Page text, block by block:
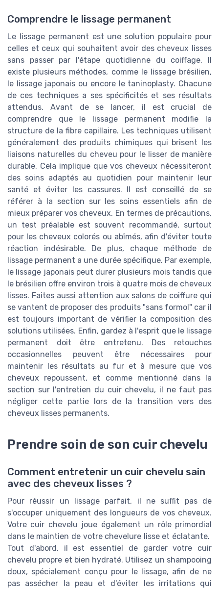
Comprendre le lissage permanent
Le lissage permanent est une solution populaire pour
celles et ceux qui souhaitent avoir des cheveux lisses
sans passer par l'étape quotidienne du coiffage. Il
existe plusieurs méthodes, comme le lissage brésilien,
le lissage japonais ou encore le taninoplasty. Chacune
de ces techniques a ses spécificités et ses résultats
attendus. Avant de se lancer, il est crucial de
comprendre que le lissage permanent modifie la
structure de la fibre capillaire. Les techniques utilisent
généralement des produits chimiques qui brisent les
liaisons naturelles du cheveu pour le lisser de manière
durable. Cela implique que vos cheveux nécessiteront
des soins adaptés au quotidien pour maintenir leur
santé et éviter les cassures. Il est conseillé de se
référer à la section sur les soins essentiels afin de
mieux préparer vos cheveux. En termes de précautions,
un test préalable est souvent recommandé, surtout
pour les cheveux colorés ou abîmés, afin d'éviter toute
réaction indésirable. De plus, chaque méthode de
lissage permanent a une durée spécifique. Par exemple,
le lissage japonais peut durer plusieurs mois tandis que
le brésilien offre environ trois à quatre mois de cheveux
lisses. Faites aussi attention aux salons de coiffure qui
se vantent de proposer des produits "sans formol" car il
est toujours important de vérifier la composition des
solutions utilisées. Enfin, gardez à l'esprit que le lissage
permanent doit être entretenu. Des retouches
occasionnelles peuvent être nécessaires pour
maintenir les résultats au fur et à mesure que vos
cheveux repoussent, et comme mentionné dans la
section sur l'entretien du cuir chevelu, il ne faut pas
négliger cette partie lors de la transition vers des
cheveux lisses permanents.
Prendre soin de son cuir chevelu
Comment entretenir un cuir chevelu sain
avec des cheveux lisses ?
Pour réussir un lissage parfait, il ne suffit pas de
s'occuper uniquement des longueurs de vos cheveux.
Votre cuir chevelu joue également un rôle primordial
dans le maintien de votre chevelure lisse et éclatante.
Tout d'abord, il est essentiel de garder votre cuir
chevelu propre et bien hydraté. Utilisez un shampooing
doux, spécialement conçu pour le lissage, afin de ne
pas assécher la peau et d'éviter les irritations qui